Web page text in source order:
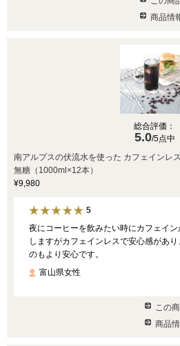
商品情
総合評価：
5.0/5点中
南アルプスの伏流水を使った カフェインレ
無糖（1000ml×12本）
¥9,980
5
夜にコーヒーを飲みたい時にカフェイ
しますがカフェインレスで安心感があ
のもより安心です。
富山県女性
この
商品